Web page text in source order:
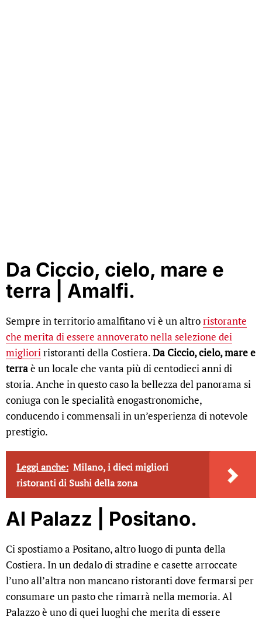
Da Ciccio, cielo, mare e
terra | Amalfi.
Sempre in territorio amalfitano vi è un altroristorante
che merita di essere annoverato nella selezione dei
miglioriristoranti della Costiera.Da Ciccio, cielo, mare e
terraè un locale che vanta più di centodieci anni di
storia. Anche in questo caso la bellezza del panorama si
coniuga con le specialità enogastronomiche,
conducendo i commensali in un’esperienza di notevole
prestigio.
Leggi anche: Milano, i dieci migliori
ristoranti di Sushi della zona
Al Palazz | Positano.
Ci spostiamo a Positano, altro luogo di punta della
Costiera. In un dedalo di stradine e casette arroccate
l’uno all’altra non mancano ristoranti dove fermarsi per
consumare un pasto che rimarrà nella memoria. Al
Palazzo è uno di quei luoghi che merita di essere